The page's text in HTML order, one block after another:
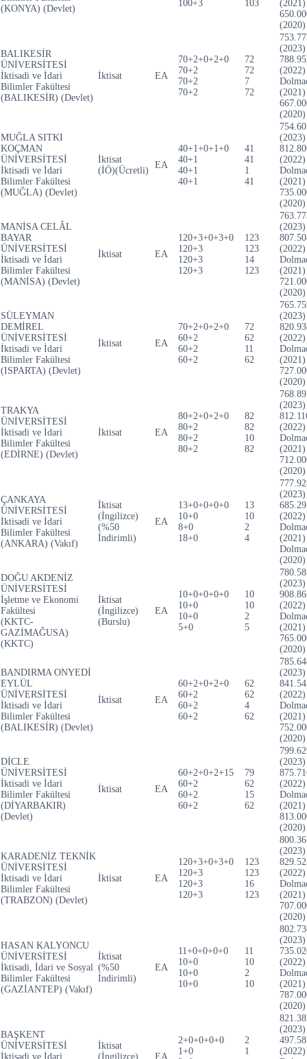
(KONYA) (Devlet)
100+3
103
(2021)
(2020)
BALIKESİR
ÜNİVERSİTESİ
İktisadi ve İdari
Bilimler Fakültesi
(BALIKESİR) (Devlet)
İktisat EA
70+2+0+2+0
70+2
70+2
70+2
72
72
7
72
(2023)
(2022)
(2021)
(2020)
MUĞLA SITKI
KOÇMAN
ÜNİVERSİTESİ
İktisadi ve İdari
Bilimler Fakültesi
(MUĞLA) (Devlet)
İktisat
(İÖ)(Ücretli)
EA
40+1+0+1+0
40+1
40+1
40+1
41
41
1
41
(2023)
(2022)
(2021)
(2020)
MANİSA CELÂL
BAYAR
ÜNİVERSİTESİ
İktisadi ve İdari
Bilimler Fakültesi
(MANİSA) (Devlet)
İktisat EA
120+3+0+3+0
120+3
120+3
120+3
123
123
14
123
(2023)
(2022)
(2021)
(2020)
SÜLEYMAN
DEMİREL
ÜNİVERSİTESİ
İktisadi ve İdari
Bilimler Fakültesi
(ISPARTA) (Devlet)
İktisat EA
70+2+0+2+0
60+2
60+2
60+2
72
62
11
62
(2023)
(2022)
(2021)
(2020)
TRAKYA
ÜNİVERSİTESİ
İktisadi ve İdari
Bilimler Fakültesi
(EDİRNE) (Devlet)
İktisat EA
80+2+0+2+0
80+2
80+2
80+2
82
82
10
82
(2023)
(2022)
(2021)
(2020)
ÇANKAYA
ÜNİVERSİTESİ
İktisadi ve İdari
Bilimler Fakültesi
(ANKARA) (Vakıf)
İktisat
(İngilizce)
(%50
İndirimli)
EA
13+0+0+0+0
10+0
8+0
18+0
13
10
2
4
(2023)
(2022)
(2021)
(2020)
DOĞU AKDENİZ
ÜNİVERSİTESİ
İşletme ve Ekonomi
Fakültesi
(KKTC-
GAZİMAĞUSA)
(KKTC)
İktisat
(İngilizce)
(Burslu)
EA
10+0+0+0+0
10+0
10+0
5+0
10
10
2
5
(2023)
(2022)
(2021)
(2020)
BANDIRMA ONYEDİ
EYLÜL
ÜNİVERSİTESİ
İktisadi ve İdari
Bilimler Fakültesi
(BALIKESİR) (Devlet)
İktisat EA
60+2+0+2+0
60+2
60+2
60+2
62
62
4
62
(2023)
(2022)
(2021)
(2020)
DİCLE
ÜNİVERSİTESİ
İktisadi ve İdari
Bilimler Fakültesi
(DİYARBAKIR)
(Devlet)
İktisat EA
60+2+0+2+15
60+2
60+2
60+2
79
62
15
62
(2023)
(2022)
(2021)
(2020)
KARADENİZ TEKNİK
ÜNİVERSİTESİ
İktisadi ve İdari
Bilimler Fakültesi
(TRABZON) (Devlet)
İktisat EA
120+3+0+3+0
120+3
120+3
120+3
123
123
16
123
(2023)
(2022)
(2021)
(2020)
HASAN KALYONCU
ÜNİVERSİTESİ
İktisadi, İdari ve Sosyal
Bilimler Fakültesi
(GAZİANTEP) (Vakıf)
İktisat
(%50
İndirimli)
EA
11+0+0+0+0
10+0
10+0
10+0
11
10
2
10
(2023)
(2022)
(2021)
(2020)
BAŞKENT
ÜNİVERSİTESİ
İktisadi ve İdari
İktisat
(İngilizce)
EA
2+0+0+0+0
1+0
2
1
(2023)
(2022)